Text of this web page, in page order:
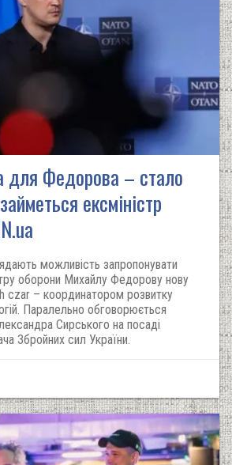
для Федорова – стало
ексміністр
можливість запропонувати
оборони Михайлу Федорову нову
czar – координатором розвитку
Паралельно обговорюється
Сирського на посаді
Збройних сил України.